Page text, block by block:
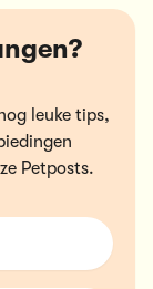
leuke tips,
Petposts.